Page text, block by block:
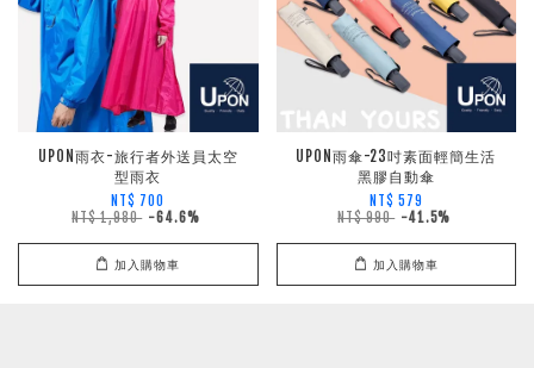
UPON雨衣-旅行者外送員太空
型雨衣
NT$ 700
NT$ 1,980 -64.6%
加入購物車
UPON雨傘-23吋素面輕簡生活
黑膠自動傘
NT$ 579
NT$ 990 -41.5%
加入購物車